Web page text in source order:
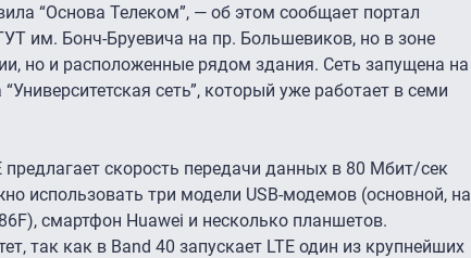
“Основа Телеком”, — об этом сообщает портал
им. Бонч-Бруевича на пр. Большевиков, но в зоне
но и расположенные рядом здания. Сеть запущена на
сеть”, который уже работает в семи
скорость передачи данных в 80 Мбит/сек
использовать три модели USB-модемов (основной, на
смартфон Huawei и несколько планшетов.
так как в Band 40 запускает LTE один из крупнейших